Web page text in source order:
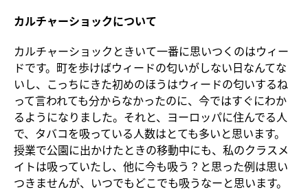
カルチャーショックについて
カルチャーショックときいて一番に思いつくのはウィー
ドです。町を歩けばウィードの匂いがしない日なんてな
いし、こっちにきた初めのほうはウィードの匂いするね
って言われても分からなかったのに、今ではすぐにわか
るようになりました。それと、ヨーロッパに住んでる人
で、タバコを吸っている人数はとても多いと思います。
授業で公園に出かけたときの移動中にも、私のクラスメ
イトは吸っていたし、他に今も吸う？と思った例は思い
つきませんが、いつでもどこでも吸うなーと思います。